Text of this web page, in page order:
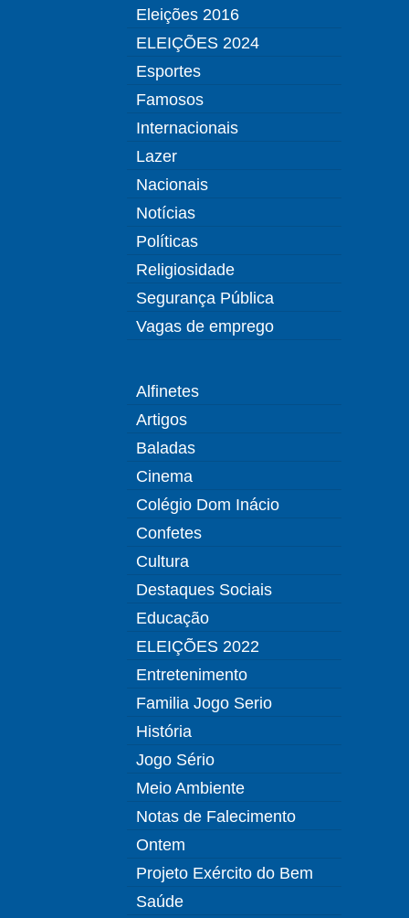
Eleições 2016
ELEIÇÕES 2024
Esportes
Famosos
Internacionais
Lazer
Nacionais
Notícias
Políticas
Religiosidade
Segurança Pública
Vagas de emprego
Alfinetes
Artigos
Baladas
Cinema
Colégio Dom Inácio
Confetes
Cultura
Destaques Sociais
Educação
ELEIÇÕES 2022
Entretenimento
Familia Jogo Serio
História
Jogo Sério
Meio Ambiente
Notas de Falecimento
Ontem
Projeto Exército do Bem
Saúde